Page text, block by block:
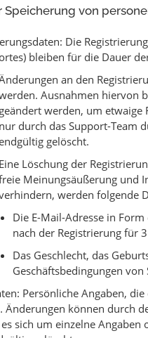
Speicherung von
Die
bleiben für die Dauer
an den
Ausnahmen hiervon
geändert werden, um
nur durch das Support-Team
gelöscht.
Eine Löschung der
Meinungsäußerung und
werden folgende
Die E-Mail-Adresse in
nach der Registrierung für
Das Geschlecht, das
Geschäftsbedingungen von
Persönliche Angaben,
Änderungen können durch
sich um einzelne